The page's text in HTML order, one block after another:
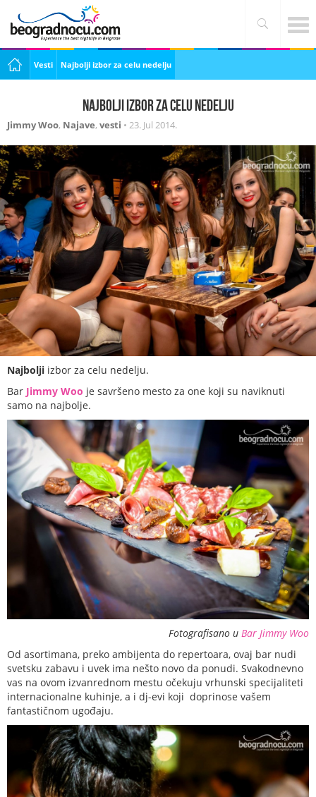
Vesti Najbolji izbor za celu nedelju
Najbolji izbor za celu nedelju
Jimmy Woo, Najave, vesti • 23. Jul 2014.
Najbolji izbor za celu nedelju.
Bar Jimmy Woo je savršeno mesto za one koji su naviknuti
samo na najbolje.
Fotografisano u Bar Jimmy Woo
Od asortimana, preko ambijenta do repertoara, ovaj bar nudi
svetsku zabavu i uvek ima nešto novo da ponudi. Svakodnevno
vas na ovom izvanrednom mestu očekuju vrhunski specijaliteti
internacionalne kuhinje, a i dj-evi koji doprinose vašem
fantastičnom ugođaju.